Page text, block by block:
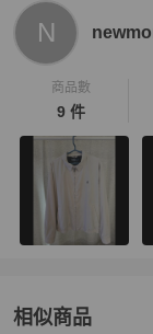
N
商品數
9 件
相似商品